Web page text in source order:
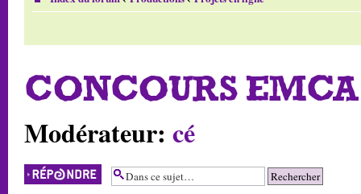
CONCOURS
Modérateur: cé
Répondre